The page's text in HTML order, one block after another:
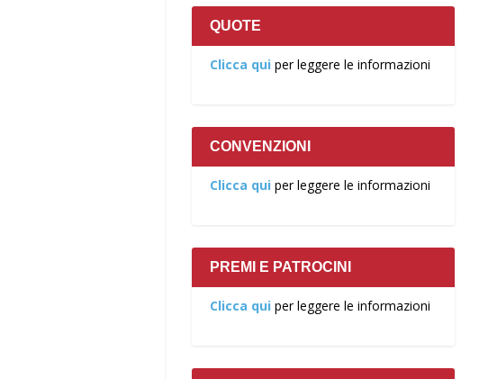
QUOTE
Clicca qui per leggere le informazioni
CONVENZIONI
Clicca qui per leggere le informazioni
PREMI E PATROCINI
Clicca qui per leggere le informazioni